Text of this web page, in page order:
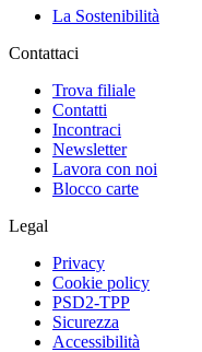
La Sostenibilità
Contattaci
Trova filiale
Contatti
Incontraci
Newsletter
Lavora con noi
Blocco carte
Legal
Privacy
Cookie policy
PSD2-TPP
Sicurezza
Accessibilità